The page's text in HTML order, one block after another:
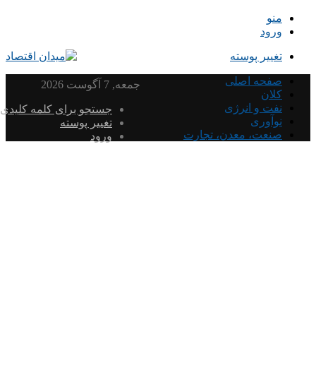
منو
ورود
تغییر پوسته
صفحه اصلی
کلان
نفت و انرژی
نوآوری
صنعت، معدن، تجارت
جمعه, 7 آگوست 2026
جستجو برای کلمه کلیدی
تغییر پوسته
ورود